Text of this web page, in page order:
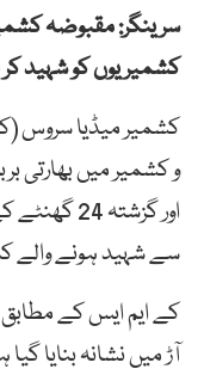
کشمیریوں کو شہید کر
کشمیر میڈیا سروس
و کشمیر میں بھارتی
اور گزشتہ
سے شہید ہونے والے
کے ایم ایس کے مطابق
آڑ میں نشانہ بنایا